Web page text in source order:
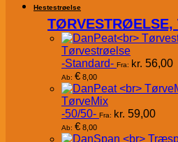
Hestestrøelse
Tørvestrøelse
-Standard- Fra: kr. 56,00
Ab: € 8,00
TørveMix
-50/50- Fra: kr. 59,00
Ab: € 8,00